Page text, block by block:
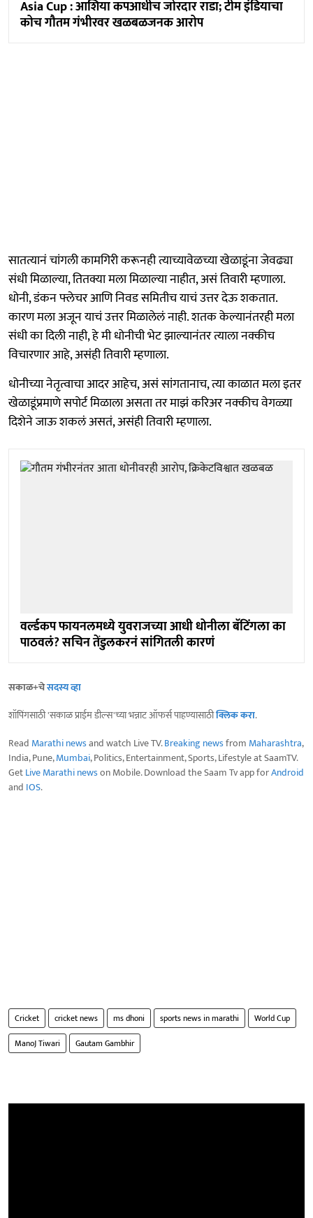
Asia Cup : आशिया कपआधीच जोरदार राडा; टीम इंडियाचा
कोच गौतम गंभीरवर खळबळजनक आरोप
सातत्यानं चांगली कामगिरी करूनही त्याच्यावेळच्या खेळाडूंना जेवढ्या
संधी मिळाल्या, तितक्या मला मिळाल्या नाहीत, असं तिवारी म्हणाला.
धोनी, डंकन फ्लेचर आणि निवड समितीच याचं उत्तर देऊ शकतात.
कारण मला अजून याचं उत्तर मिळालेलं नाही. शतक केल्यानंतरही मला
संधी का दिली नाही, हे मी धोनीची भेट झाल्यानंतर त्याला नक्कीच
विचारणार आहे, असंही तिवारी म्हणाला.
धोनीच्या नेतृत्वाचा आदर आहेच, असं सांगतानाच, त्या काळात मला इतर
खेळाडूंप्रमाणे सपोर्ट मिळाला असता तर माझं करिअर नक्कीच वेगळ्या
दिशेने जाऊ शकलं असतं, असंही तिवारी म्हणाला.
वर्ल्डकप फायनलमध्ये युवराजच्या आधी धोनीला बॅटिंगला का
पाठवलं? सचिन तेंडुलकरनं सांगितली कारणं
सकाळ+चेसदस्य व्हा
शॉपिंगसाठी 'सकाळ प्राईम डील्स'च्या भन्नाट ऑफर्स पाहण्यासाठीक्लिक करा.
Read Marathi newsand watch Live TV.Breaking newsfrom Maharashtra,
India, Pune,Mumbai, Politics, Entertainment, Sports, Lifestyle at SaamTV.
GetLive Marathi newson Mobile. Download the Saam Tv app forAndroid
and IOS.
Cricket cricket news ms dhoni sports news in marathi
World Cup
ManoJ Tiwari
Gautam Gambhir